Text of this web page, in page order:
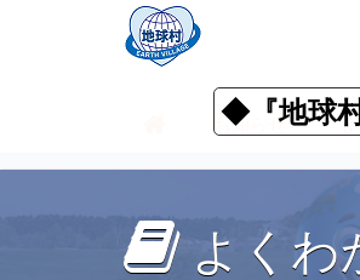
◆『地球
お知らせ
よくわ